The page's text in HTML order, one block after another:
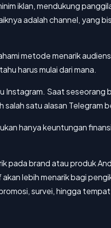
iklan, mendukung
adalah channel, yang
metode menarik
harus mulai dari mana.
Instagram. Saat seseorang
salah satu alasan Telegram
hanya keuntungan
pada brand atau produk
lebih menarik bagi
survei, hingga